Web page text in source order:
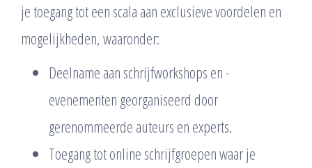
je toegang tot een scala aan exclusieve voordelen en
mogelijkheden, waaronder:
Deelname aan schrijfworkshops en -
evenementen georganiseerd door
gerenommeerde auteurs en experts.
Toegang tot online schrijfgroepen waar je